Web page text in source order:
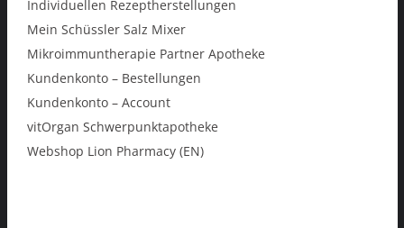
Individuellen Rezeptherstellungen
Mein Schüssler Salz Mixer
Mikroimmuntherapie Partner Apotheke
Kundenkonto – Bestellungen
Kundenkonto – Account
vitOrgan Schwerpunktapotheke
Webshop Lion Pharmacy (EN)